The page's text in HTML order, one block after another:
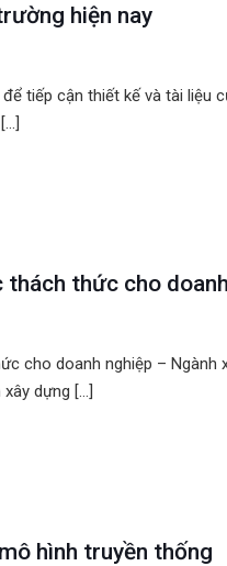
hiện nay
tiếp cận thiết kế và tài liệu
[…]
thách thức cho
cho doanh nghiệp – Ngành
dựng […]
hình truyền thống